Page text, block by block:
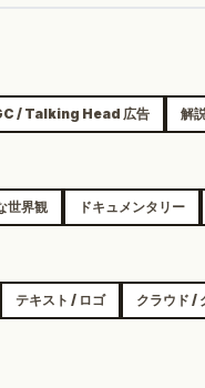
/ Talking Head 広告 解
世界観 ドキュメンタリー
テキスト / ロゴ クラウド /